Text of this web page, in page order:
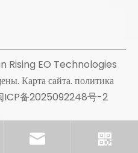
Rising EO Technologies
Карта сайта. политика
ICP备2025092248号-2